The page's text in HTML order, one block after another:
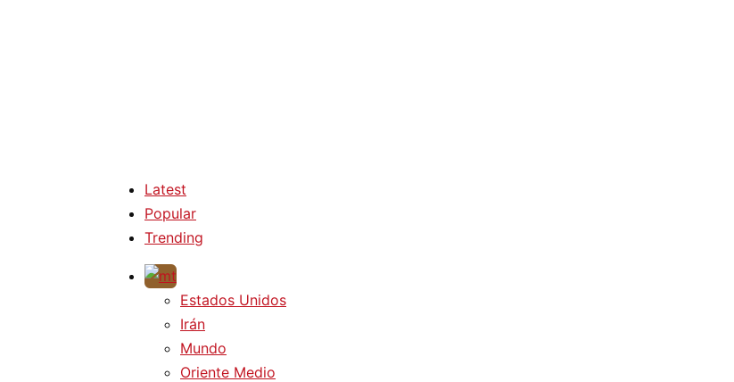
Latest
Popular
Trending
Estados Unidos
Irán
Mundo
Oriente Medio